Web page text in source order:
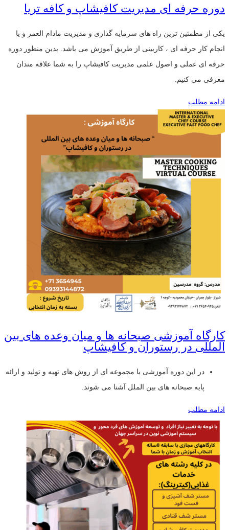
دوره حرفه ای مدیریت کافیشاپ و کافه تریا
یکی از مطمئین ترین راه های سرمایه گذاری و مدیریت مادام العمر و یا
انجام کار حرفه ای ، کاربینی از طریق آموزش می باشد. بدین منظور دوره
حرفه ای عملی و اصول علمی مدیریت کافیشاپ را به شما علاقه مندان
معرفی می کنیم.
ادامه مطلب
کارگاه آموزشی صبحانه ها و میان وعده های بین
المللی در رستوران و کافیشاپ
در این دوره آموزشی با مجموعه ای از روش های تهیه و تولید و ارائه
پایه صبحانه های بین الملل آشنا می شوند.
ادامه مطلب